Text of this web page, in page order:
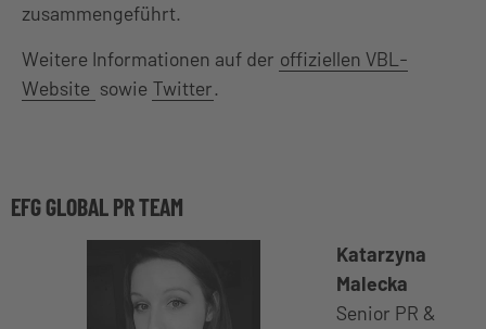
zusammengeführt.
Weitere Informationen auf der offiziellen VBL-
Website sowie Twitter.
EFG GLOBAL PR TEAM
Katarzyna
Malecka
Senior PR &